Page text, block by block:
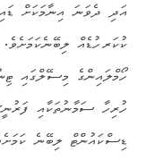
އަދި ދެވަނަ އިނާމަކަށް
ކުކަރހުޑެއް ލިބޭނެކަމަށެވެ.
ހޯމްލައިންގެ މިސޭލްގައި
ޑިސްކައުންޓް ލިބޭނެ